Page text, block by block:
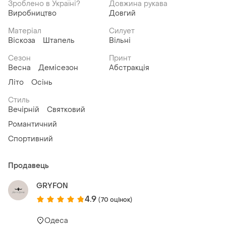
Зроблено в Україні?
Виробництво
Довжина рукава
Довгий
Матеріал
Віскоза
Штапель
Силует
Вільні
Сезон
Весна
Демісезон
Літо
Осінь
Принт
Абстракція
Стиль
Вечірній
Святковий
Романтичний
Спортивний
Продавець
GRYFON
4.9 (70 оцінок)
Одеса